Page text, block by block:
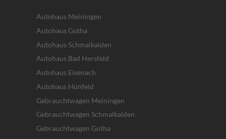
Autohaus Meiningen
Autohaus Gotha
Autohaus Schmalkalden
Autohaus Bad Hersfeld
Autohaus Eisenach
Autohaus Hünfeld
Gebrauchtwagen Meiningen
Gebrauchtwagen Schmalkalden
Gebrauchtwagen Gotha